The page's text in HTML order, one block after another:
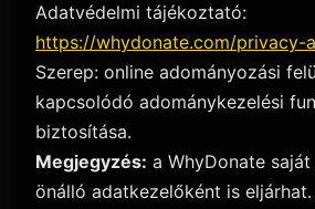
Adatvédelmi tájékoztató:
https://whydonate.com/privacy-
Szerep: online adományozási
kapcsolódó adománykezelési
biztosítása.
Megjegyzés: a WhyDonate
önálló adatkezelőként is eljárhat.